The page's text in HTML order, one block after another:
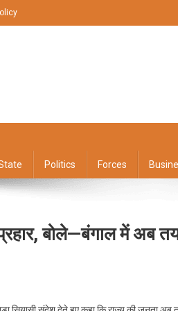
Politics Forces
बोले—बंगाल में अब
On